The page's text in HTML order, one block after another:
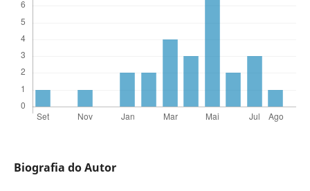
Biografia do Autor